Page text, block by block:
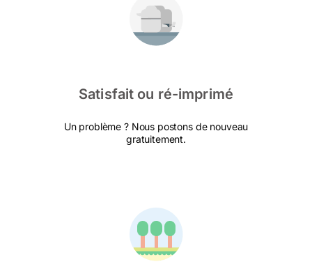
Satisfait ou ré-imprimé
Un problème ? Nous postons de nouveau
gratuitement.